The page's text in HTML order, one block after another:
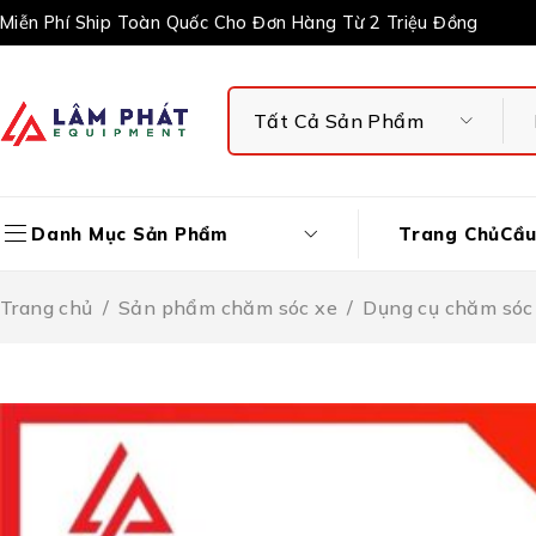
Miễn Phí Ship Toàn Quốc Cho Đơn Hàng Từ 2 Triệu Đồng
Danh Mục Sản Phẩm Trang Chủ
Trang chủ / Sản phẩm chăm sóc xe / Dụng cụ chăm